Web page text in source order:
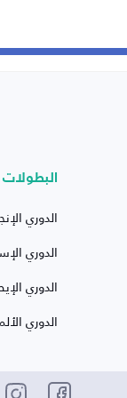
البطولات
الدوري
الدوري
الدوري
الدوري